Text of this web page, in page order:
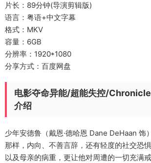
片长：89分钟(导演剪辑版)
语言：粤语+中文字幕
格式：MKV
容量：6GB
分辨率：1920*1080
分享方式：百度网盘
电影夺命异能/超能失控/
介绍
少年安德鲁（戴恩·德哈恩 Dane DeHaan 饰
那样，内向、不善言辞，还有轻度的社交恐
以及母亲的病重，更让他对周遭的一切充满